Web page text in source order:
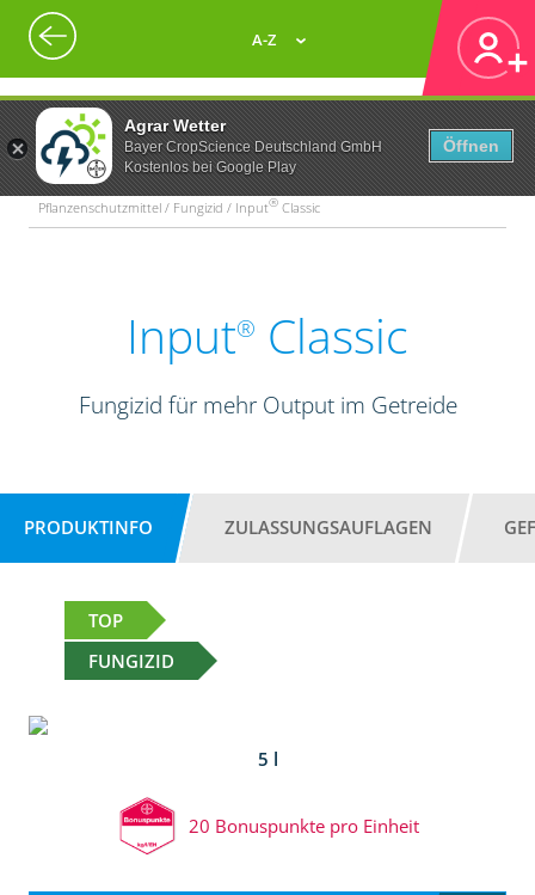
Agrar Wetter
Bayer CropScience Deutschland GmbH
Kostenlos bei Google Play
Öffnen
A-Z
Pflanzenschutzmittel / Fungizid / Input® Classic
Input® Classic
Fungizid für mehr Output im Getreide
PRODUKTINFO ZULASSUNGSAUFLAGEN
TOP
FUNGIZID
5 l
20 Bonuspunkte pro Einheit